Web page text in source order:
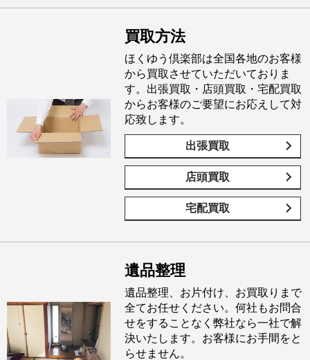
買取方法
ほくゆう倶楽部は全国各地のお客様
から買取させていただいておりま
す。出張買取・店頭買取・宅配買取
からお客様のご要望にお応えして対
応致します。
出張買取
店頭買取
宅配買取
遺品整理
遺品整理、お片付け、お買取りまで
全てお任せください。何社もお問合
せをすることなく弊社なら一社で解
決いたします。お客様にお手間をと
らせません。